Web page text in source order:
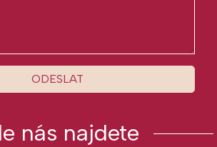
ODESLAT
nás najdete